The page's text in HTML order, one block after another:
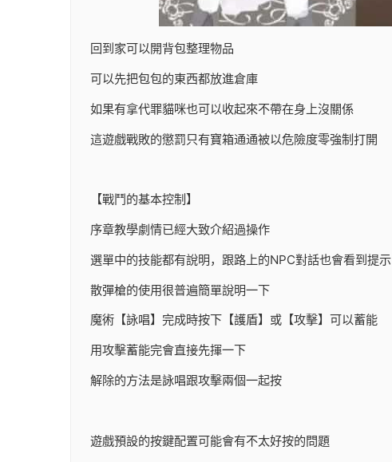
回到家可以開背包整理物品
可以先把包包的東西都放進倉庫
如果有拿代罪貓咪也可以收起來不帶在身上沒關係
這遊戲戰敗的懲罰只有寶箱通通被以危險度零強制打開
【戰鬥的基本控制】
序章教學劇情已經大致介紹過操作
選單中的技能都有說明，跟路上的NPC對話也會看到提示
散彈槍的使用很普遍簡單說明一下
魔術【詠唱】完成時按下【護盾】或【攻擊】可以蓄能
用攻擊蓄能完會直接先揮一下
解除的方法是詠唱跟攻擊兩個一起按
遊戲預設的按鍵配置可能會有不太好按的問題